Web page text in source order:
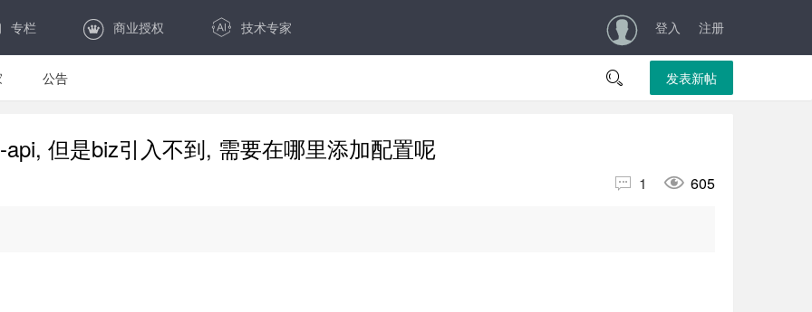
专栏 商业授权 技术专家 登入 注册
公告  发表新帖
但是biz引入不到, 需要在哪里添加配置呢
 1  605